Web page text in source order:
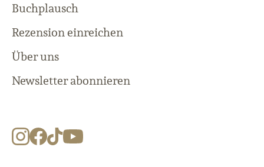
Buchplausch
Rezension einreichen
Über uns
Newsletter abonnieren